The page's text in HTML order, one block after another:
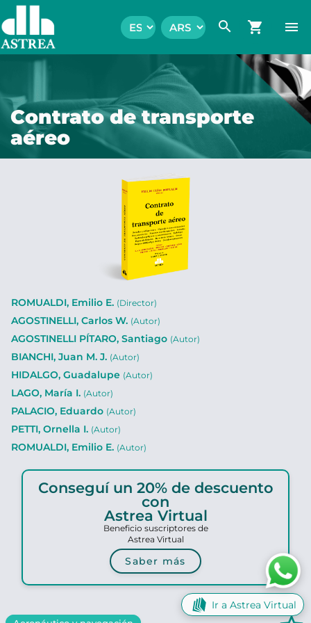
search shopping_cart menu
Contrato de transporte
aéreo
ROMUALDI, Emilio E. (Director)
AGOSTINELLI, Carlos W. (Autor)
AGOSTINELLI PÍTARO, Santiago (Autor)
BIANCHI, Juan M. J. (Autor)
HIDALGO, Guadalupe (Autor)
LAGO, María I. (Autor)
PALACIO, Eduardo (Autor)
PETTI, Ornella I. (Autor)
ROMUALDI, Emilio E. (Autor)
Conseguí un 20% de descuento
con
Astrea Virtual
Beneficio suscriptores de
Astrea Virtual
Saber más
Ir a Astrea Virtual